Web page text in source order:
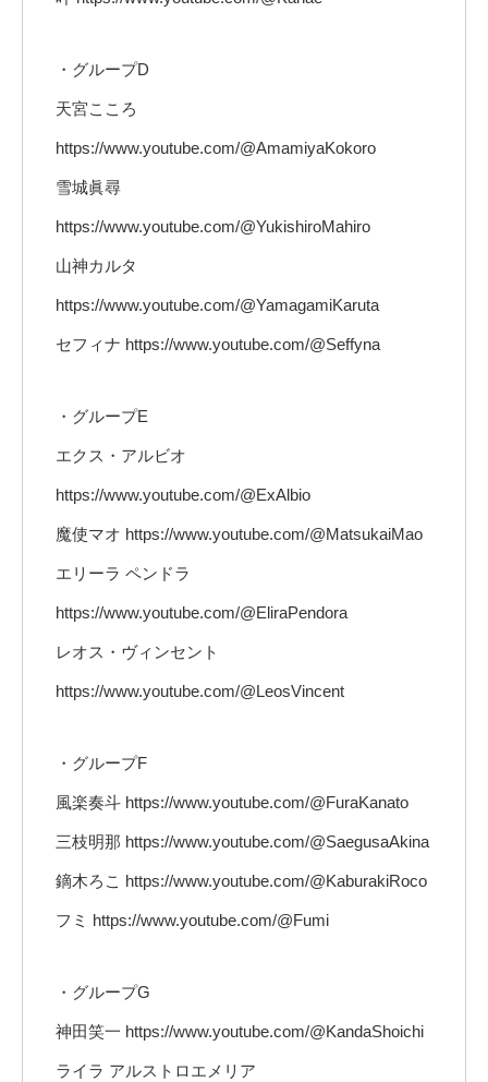
・グループD
天宮こころ
https://www.youtube.com/@AmamiyaKokoro
雪城眞尋
https://www.youtube.com/@YukishiroMahiro
山神カルタ
https://www.youtube.com/@YamagamiKaruta
セフィナ https://www.youtube.com/@Seffyna
・グループE
エクス・アルビオ
https://www.youtube.com/@ExAlbio
魔使マオ https://www.youtube.com/@MatsukaiMao
エリーラ ペンドラ
https://www.youtube.com/@EliraPendora
レオス・ヴィンセント
https://www.youtube.com/@LeosVincent
・グループF
風楽奏斗 https://www.youtube.com/@FuraKanato
三枝明那 https://www.youtube.com/@SaegusaAkina
鏑木ろこ https://www.youtube.com/@KaburakiRoco
フミ https://www.youtube.com/@Fumi
・グループG
神田笑一 https://www.youtube.com/@KandaShoichi
ライラ アルストロエメリア